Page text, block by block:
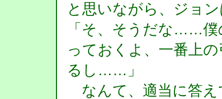
と思いながら、ジョ
「そ、そうだな……僕
っておくよ、一番上
るし……」
なんて、適当に答え